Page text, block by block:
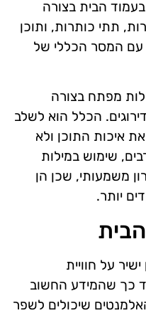
הבית בצורה
תתי כותרות, ותוכן
עם המסר הכללי של
מפתח בצורה
הכלל הוא לשלב
איכות התוכן ולא
שימוש במילות
משמעותי, שכן הן
יותר.
על חוויית
כך שהמידע החשוב
שיכולים לשפר